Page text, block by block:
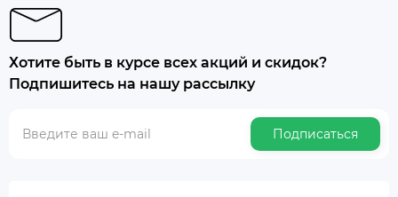
Хотите быть в курсе всех акций и скидок?
Подпишитесь на нашу рассылку
Подписаться